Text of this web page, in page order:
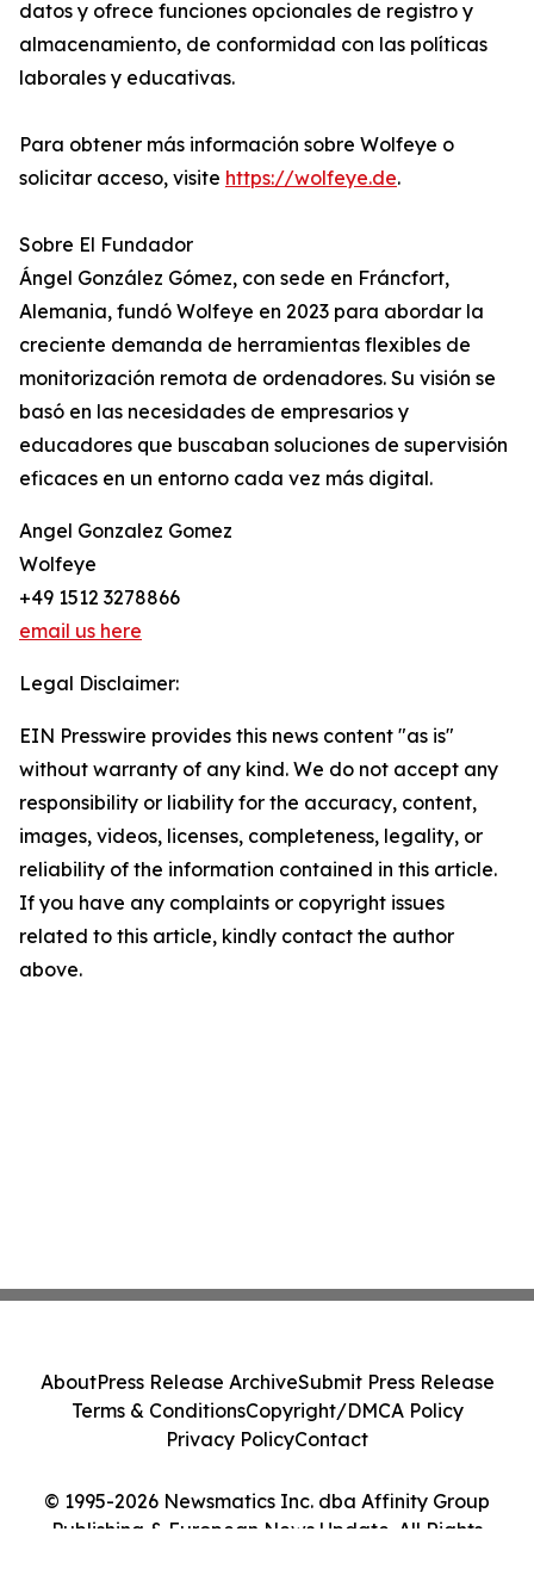
datos y ofrece funciones opcionales de registro y
almacenamiento, de conformidad con las políticas
laborales y educativas.
Para obtener más información sobre Wolfeye o
solicitar acceso, visite https://wolfeye.de.
Sobre El Fundador
Ángel González Gómez, con sede en Fráncfort,
Alemania, fundó Wolfeye en 2023 para abordar la
creciente demanda de herramientas flexibles de
monitorización remota de ordenadores. Su visión se
basó en las necesidades de empresarios y
educadores que buscaban soluciones de supervisión
eficaces en un entorno cada vez más digital.
Angel Gonzalez Gomez
Wolfeye
+49 1512 3278866
email us here
Legal Disclaimer:
EIN Presswire provides this news content "as is"
without warranty of any kind. We do not accept any
responsibility or liability for the accuracy, content,
images, videos, licenses, completeness, legality, or
reliability of the information contained in this article.
If you have any complaints or copyright issues
related to this article, kindly contact the author
above.
© 1995-2026 Newsmatics Inc. dba Affinity Group
Publishing & European News Update. All Rights
AboutPress Release ArchiveSubmit Press Release
Terms & ConditionsCopyright/DMCA Policy
Privacy PolicyContact